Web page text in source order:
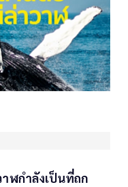
ฬกำลังเป็นที่ถก